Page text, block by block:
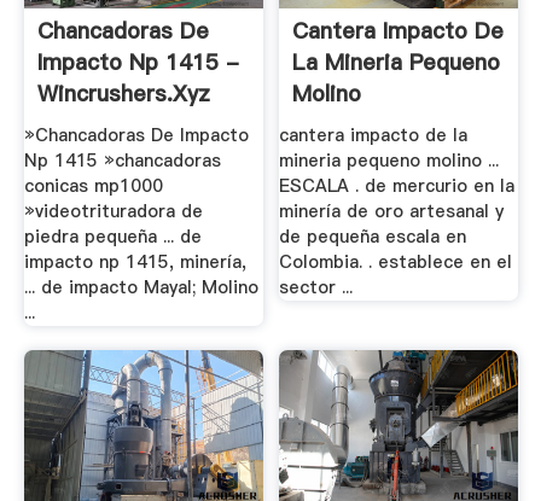
Chancadoras De
Impacto Np 1415 -
Wincrushers.xyz
»Chancadoras De Impacto
Np 1415 »chancadoras
conicas mp1000
»videotrituradora de
piedra pequeña ... de
impacto np 1415, minería,
... de impacto Mayal; Molino
...
Cantera Impacto De
La Mineria Pequeno
Molino
cantera impacto de la
mineria pequeno molino ...
ESCALA . de mercurio en la
minería de oro artesanal y
de pequeña escala en
Colombia. . establece en el
sector ...